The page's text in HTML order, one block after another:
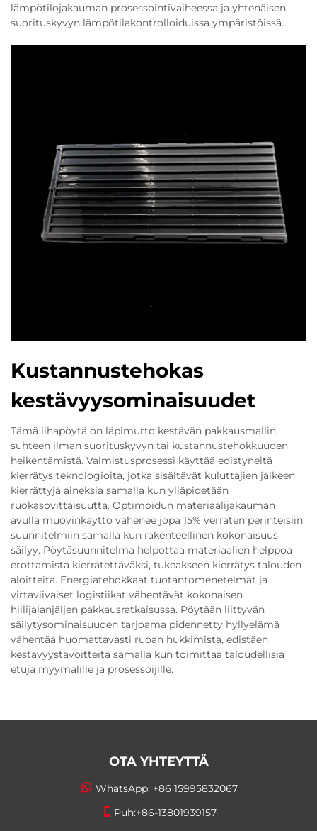
lämpötilojakauman prosessointivaiheessa ja yhtenäisen
suorituskyvyn lämpötilakontrolloiduissa ympäristöissä.
Kustannustehokas
kestävyysominaisuudet
Tämä lihapöytä on läpimurto kestävän pakkausmallin
suhteen ilman suorituskyvyn tai kustannustehokkuuden
heikentämistä. Valmistusprosessi käyttää edistyneitä
kierrätys teknologioita, jotka sisältävät kuluttajien jälkeen
kierrättyjä aineksia samalla kun ylläpidetään
ruokasovittaisuutta. Optimoidun materiaalijakauman
avulla muovinkäyttö vähenee jopa 15% verraten perinteisiin
suunnitelmiin samalla kun rakenteellinen kokonaisuus
säilyy. Pöytäsuunnitelma helpottaa materiaalien helppoa
erottamista kierrätettäväksi, tukeakseen kierrätys talouden
aloitteita. Energiatehokkaat tuotantomenetelmät ja
virtaviivaiset logistiikat vähentävät kokonaisen
hiilijalanjäljen pakkausratkaisussa. Pöytään liittyvän
säilytysominaisuuden tarjoama pidennetty hyllyelämä
vähentää huomattavasti ruoan hukkimista, edistäen
kestävyystavoitteita samalla kun toimittaa taloudellisia
etuja myymälille ja prosessoijille.
OTA YHTEYTTÄ
WhatsApp: +86 15995832067
Puh:+86-13801939157